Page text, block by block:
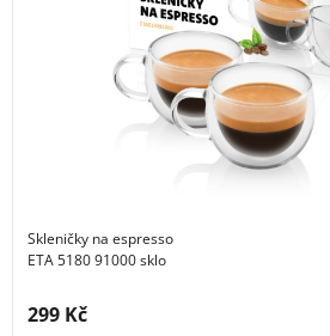
Skleničky na espresso
ETA 5180 91000 sklo
Cena s DPH:
299 Kč